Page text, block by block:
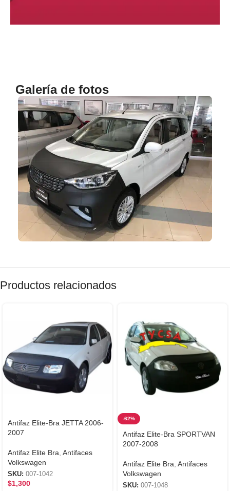
Galería de fotos
Productos relacionados
Antifaz Elite-Bra JETTA 2006-
2007
Antifaz Elite Bra Antifaces
Volkswagen
SKU: 007-1042
$1,300
-62%
Antifaz Elite-Bra SPORTVAN
2007-2008
Antifaz Elite Bra Antifaces
Volkswagen
SKU: 007-1048